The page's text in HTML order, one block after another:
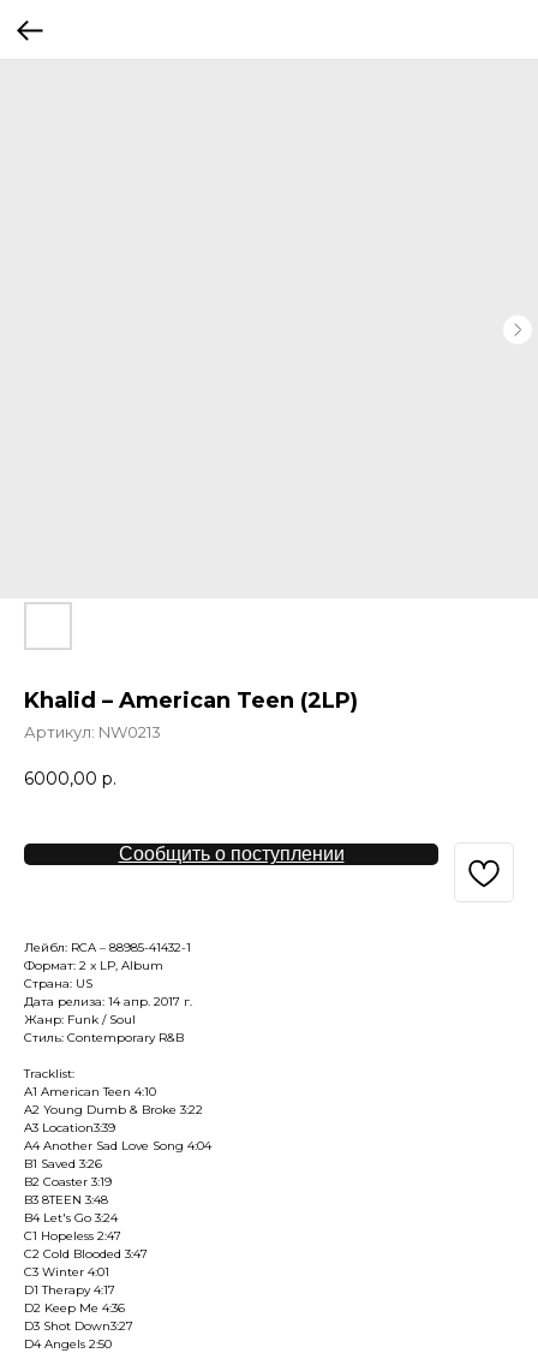
Khalid – American Teen (2LP)
Артикул: NW0213
6000,00 р.
Сообщить о поступлении
Лейбл: RCA – 88985-41432-1
Формат: 2 x LP, Album
Страна: US
Дата релиза: 14 апр. 2017 г.
Жанр: Funk / Soul
Стиль: Contemporary R&B
Tracklist:
A1 American Teen 4:10
A2 Young Dumb & Broke 3:22
A3 Location3:39
A4 Another Sad Love Song 4:04
B1 Saved 3:26
B2 Coaster 3:19
B3 8TEEN 3:48
B4 Let's Go 3:24
C1 Hopeless 2:47
C2 Cold Blooded 3:47
C3 Winter 4:01
D1 Therapy 4:17
D2 Keep Me 4:36
D3 Shot Down3:27
D4 Angels 2:50